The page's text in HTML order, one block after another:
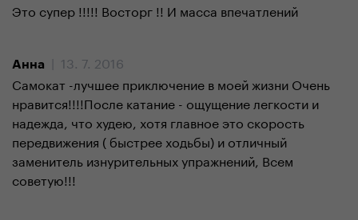
Это супер !!!!! Восторг !! И масса впечатлений
Анна
| 13. 7. 2016
Самокат -лучшее приключение в моей жизни Очень
нравится!!!!После катание - ощущение легкости и
надежда, что худею, хотя главное это скорость
передвижения ( быстрее ходьбы) и отличный
заменитель изнурительных упражнений, Всем
советую!!!